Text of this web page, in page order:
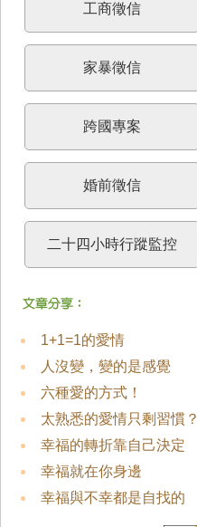
工商徵信
家暴徵信
跨國專案
婚前徵信
二十四小時行蹤監控
1+1=1的愛情
人沒變，變的是感覺
六種愛的方式！
太熟悉的愛情只剩習慣？
幸福的轉折靠自己決定
幸福就在你身邊
幸福與不幸都是自找的